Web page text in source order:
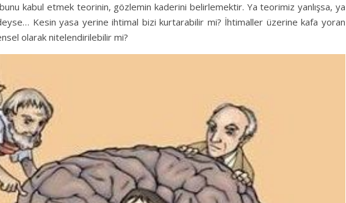
kabul etmek teorinin, gözlemin kaderini belirlemektir. Ya teorimiz yanlışsa, ya
Kesin yasa yerine ihtimal bizi kurtarabilir mi? İhtimaller üzerine kafa yoran
olarak nitelendirilebilir mi?